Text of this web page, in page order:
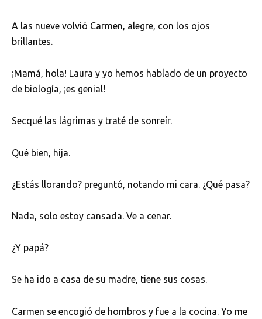
A las nueve volvió Carmen, alegre, con los ojos
brillantes.
¡Mamá, hola! Laura y yo hemos hablado de un proyecto
de biología, ¡es genial!
Secqué las lágrimas y traté de sonreír.
Qué bien, hija.
¿Estás llorando? preguntó, notando mi cara. ¿Qué pasa?
Nada, solo estoy cansada. Ve a cenar.
¿Y papá?
Se ha ido a casa de su madre, tiene sus cosas.
Carmen se encogió de hombros y fue a la cocina. Yo me